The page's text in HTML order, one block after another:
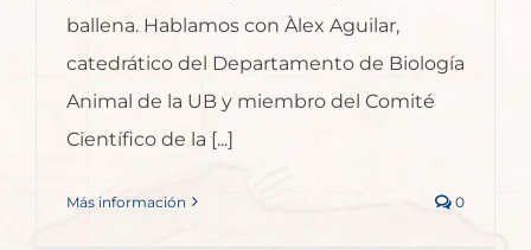
ballena. Hablamos con Àlex Aguilar,
catedrático del Departamento de Biología
Animal de la UB y miembro del Comité
Científico de la [...]
Más información 0